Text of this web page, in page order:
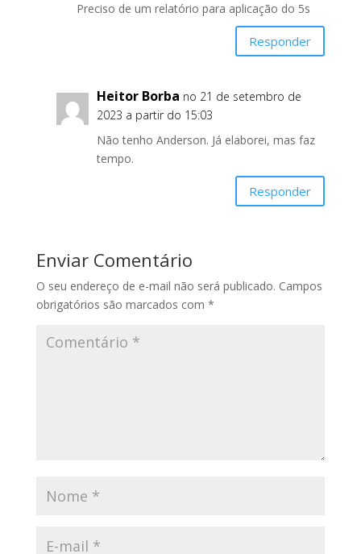
Preciso de um relatório para aplicação do 5s
Responder
Heitor Borba no 21 de setembro de
2023 a partir do 15:03
Não tenho Anderson. Já elaborei, mas faz
tempo.
Responder
Enviar Comentário
O seu endereço de e-mail não será publicado. Campos
obrigatórios são marcados com *